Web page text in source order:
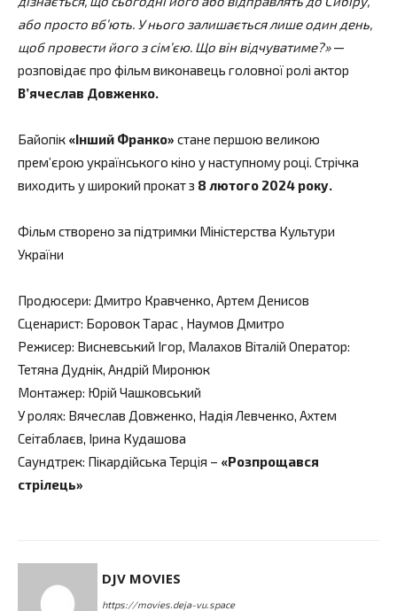
або просто вб’ють. У нього залишається лише один день,
щоб провести його з сім’єю. Що він відчуватиме?»—
розповідає про фільм виконавець головної ролі актор
В’ячеслав Довженко.
Байопік «Інший Франко» стане першою великою
прем’єрою українського кіно у наступному році. Стрічка
виходить у широкий прокат з 8 лютого 2024 року.
Фільм створено за підтримки Міністерства Культури
України
Продюсери: Дмитро Кравченко, Артем Денисов
Сценарист: Боровок Тарас , Наумов Дмитро
Режисер: Висневський Ігор, Малахов Віталій Оператор:
Тетяна Дуднік, Андрій Миронюк
Монтажер: Юрій Чашковський
У ролях: Вячеслав Довженко, Надія Левченко, Ахтем
Сеітаблаєв, Ірина Кудашова
Саундтрек: Пікардійська Терція – «Розпрощався
стрілець»
DJV MOVIES
https://movies.deja-vu.space